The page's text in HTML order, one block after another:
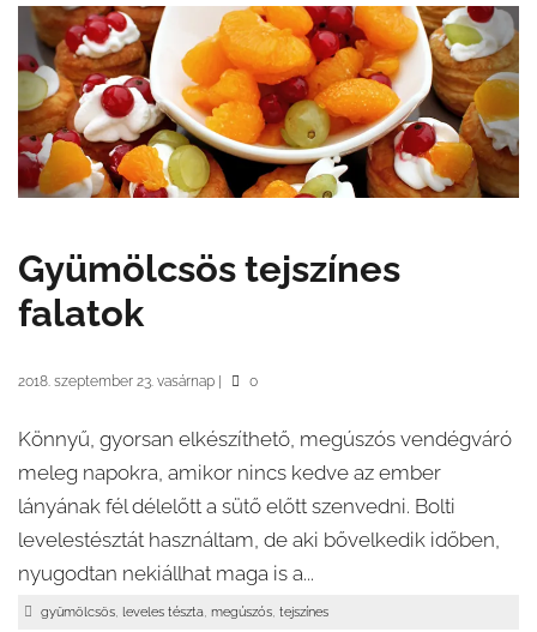
Gyümölcsös tejszínes
falatok
2018. szeptember 23. vasárnap 0
Könnyű, gyorsan elkészíthető, megúszós vendégváró
meleg napokra, amikor nincs kedve az ember
lányának fél délelőtt a sütő előtt szenvedni. Bolti
levelestésztát használtam, de aki bővelkedik időben,
nyugodtan nekiállhat maga is a...
gyümölcsös, leveles tészta, megúszós, tejszínes